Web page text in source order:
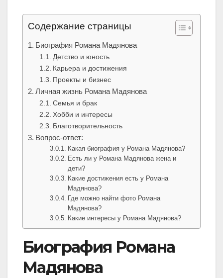
Содержание страницы
Биография Романа Мадянова
Детство и юность
Карьера и достижения
Проекты и бизнес
Личная жизнь Романа Мадянова
Семья и брак
Хобби и интересы
Благотворительность
Вопрос-ответ:
Какая биография у Романа Мадянова?
Есть ли у Романа Мадянова жена и
дети?
Какие достижения есть у Романа
Мадянова?
Где можно найти фото Романа
Мадянова?
Какие интересы у Романа Мадянова?
Биография Романа
Мадянова